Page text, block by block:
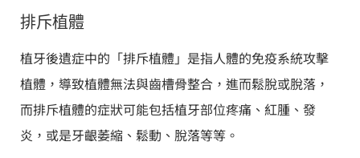
排斥植體
植牙後遺症中的「排斥植體」是指人體的免疫系統攻擊
植體，導致植體無法與齒槽骨整合，進而鬆脫或脫落，
而排斥植體的症狀可能包括植牙部位疼痛、紅腫、發
炎，或是牙齦萎縮、鬆動、脫落等等。